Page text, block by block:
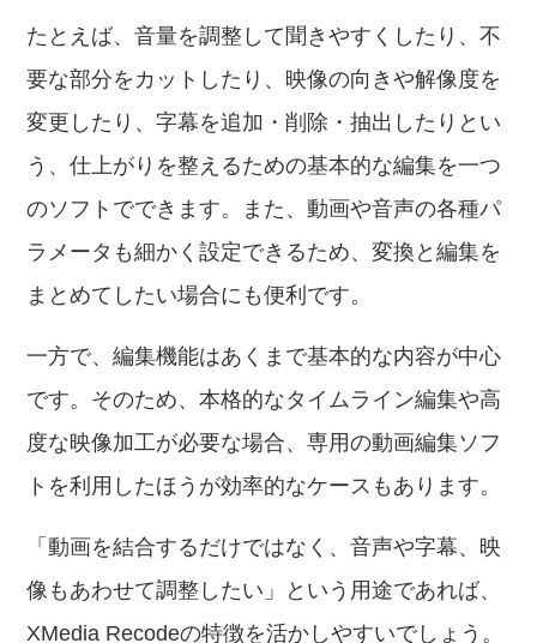
たとえば、音量を調整して聞きやすくしたり、不
要な部分をカットしたり、映像の向きや解像度を
変更したり、字幕を追加・削除・抽出したりとい
う、仕上がりを整えるための基本的な編集を一つ
のソフトでできます。また、動画や音声の各種パ
ラメータも細かく設定できるため、変換と編集を
まとめてしたい場合にも便利です。
一方で、編集機能はあくまで基本的な内容が中心
です。そのため、本格的なタイムライン編集や高
度な映像加工が必要な場合、専用の動画編集ソフ
トを利用したほうが効率的なケースもあります。
「動画を結合するだけではなく、音声や字幕、映
像もあわせて調整したい」という用途であれば、
XMedia Recodeの特徴を活かしやすいでしょう。